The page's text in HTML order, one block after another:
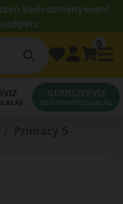
kedvezményesen!
GUMISZERVIZ
IDŐPONTFOGLALÁS